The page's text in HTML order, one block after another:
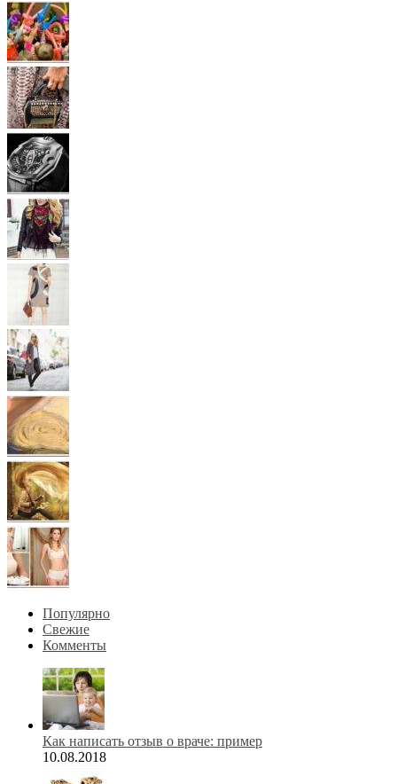
Популярно
Свежие
Комменты
Как написать отзыв о враче: пример
10.08.2018